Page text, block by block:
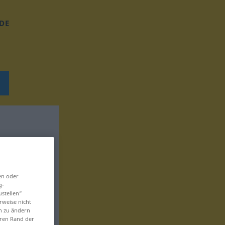
DE
oder
nicht
zu ändern
Rand der